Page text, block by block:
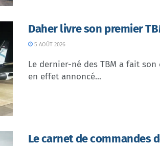
Daher livre son premier
5 AOÛT 2026
Le dernier-né des TBM a fait
en effet annoncé...
Le carnet de commandes